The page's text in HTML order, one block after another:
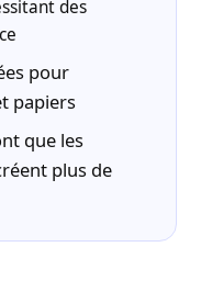
des
pour
papiers
que les
plus de